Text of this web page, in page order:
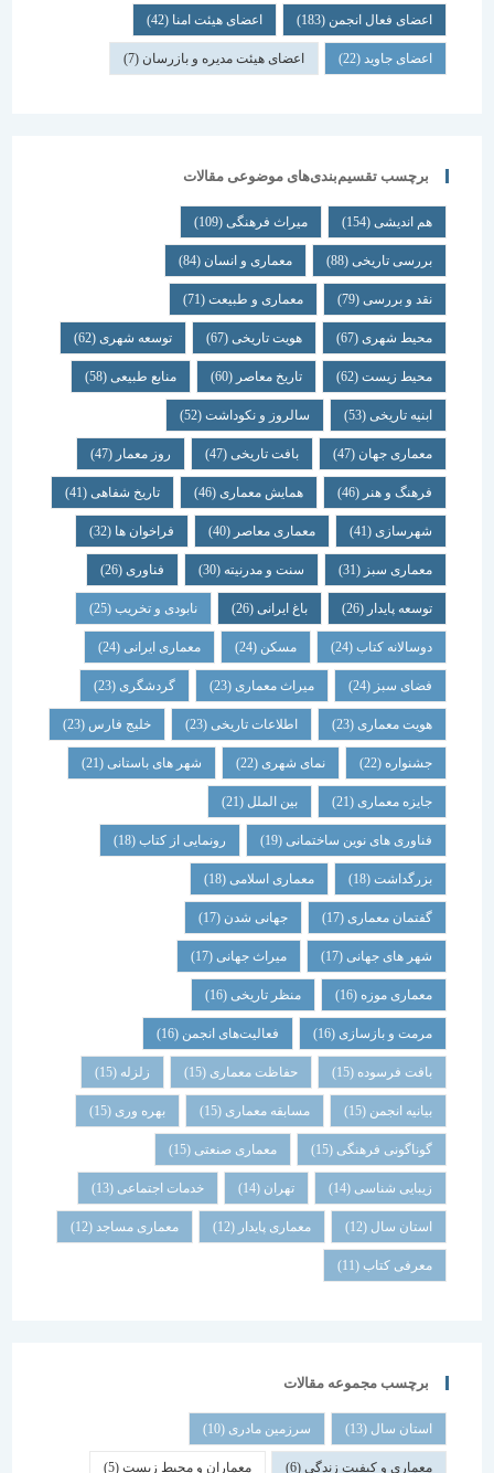
اعضای فعال انجمن(183) اعضای هیئت امنا(42)
اعضای جاوید(22) اعضای هیئت مدیره و بازرسان(7)
برچسب تقسیم‌بندی‌های موضوعی مقالات
هم اندیشی (154) میراث فرهنگی (109)
بررسی تاریخی (88) معماری و انسان (84)
نقد و بررسی (79) معماری و طبیعت (71)
محیط شهری(67) هویت تاریخی(67) توسعه شهری(62)
محیط زیست(62) تاریخ معاصر(60) منابع طبیعی(58)
ابنیه تاریخی(53) سالروز و نکوداشت(52)
معماری جهان (47) بافت تاریخی(47) روز معمار(47)
فرهنگ و هنر(46) همایش معماری (46) تاریخ شفاهی (41)
شهرسازی(41) معماری معاصر(40) فراخوان ها (32)
معماری سبز(31) سنت و مدرنیته(30) فناوری (26)
توسعه پایدار(26) باغ ایرانی(26) نابودی و تخریب(25)
دوسالانه کتاب(24) مسکن (24) معماری ایرانی(24)
فضای سبز(24) میراث معماری (23) گردشگری (23)
هویت معماری (23) اطلاعات تاریخی(23) خلیج فارس(23)
جشنواره(22) نمای شهری(22) شهر های باستانی (21)
جایزه معماری (21) بین الملل(21)
فناوری های نوین ساختمانی(19) رونمایی از کتاب (18)
بزرگداشت (18) معماری اسلامی(18)
گفتمان معماری (17) جهانی شدن(17)
شهر های جهانی(17) میراث جهانی(17)
معماری موزه(16) منظر تاریخی (16)
مرمت و بازسازی(16) فعالیت‌های انجمن(16)
بافت فرسوده (15) حفاظت معماری (15) زلزله
بیانیه انجمن(15) مسابقه معماری (15) بهره وری(15)
گوناگونی فرهنگی (15) معماری صنعتی(15)
زیبایی شناسی (14) تهران خدمات اجتماعی (13)
استان سال(12) معماری پایدار (12) معماری مساجد(12)
معرفی کتاب(11)
برچسب مجموعه مقالات
استان سال(13) سرزمین مادری(10)
معماری و کیفیت زندگی(6) معماران و محیط زیست(5)